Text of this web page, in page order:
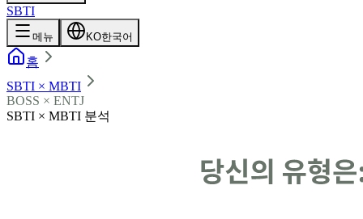
SBTI
메뉴 KO한국어
홈
SBTI × MBTI
BOSS × ENTJ
SBTI × MBTI 분석